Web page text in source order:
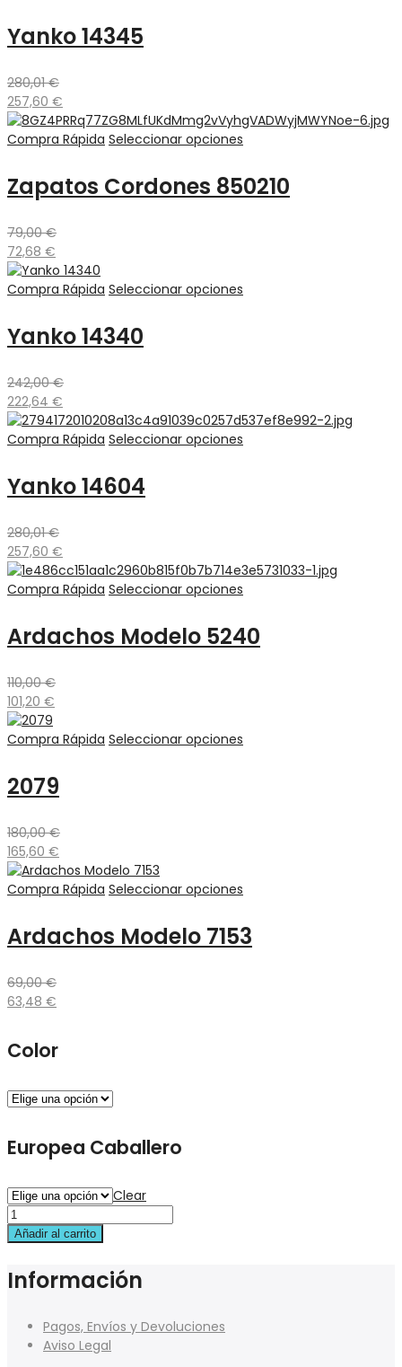
Yanko 14345
280,01€
257,60 €
Compra Rápida Seleccionar opciones
Zapatos Cordones 850210
79,00€
72,68 €
Compra Rápida Seleccionar opciones
Yanko 14340
242,00€
222,64 €
Compra Rápida Seleccionar opciones
Yanko 14604
280,01€
257,60 €
Compra Rápida Seleccionar opciones
Ardachos Modelo 5240
110,00€
101,20 €
Compra Rápida Seleccionar opciones
2079
180,00€
165,60 €
Compra Rápida Seleccionar opciones
Ardachos Modelo 7153
69,00€
63,48 €
Color
Europea Caballero
Clear
Añadir al carrito
Información
Pagos, Envíos y Devoluciones
Aviso Legal